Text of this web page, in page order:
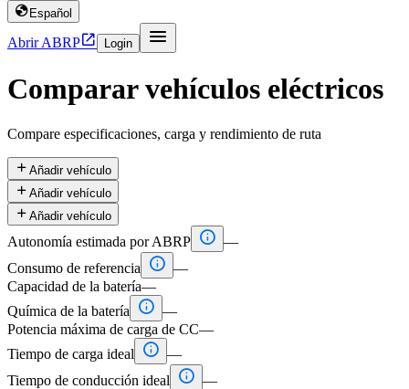
 Español
Abrir ABRP Login 
Comparar vehículos eléctricos
Compare especificaciones, carga y rendimiento de ruta
 Añadir vehículo
 Añadir vehículo
 Añadir vehículo
Autonomía estimada por ABRP  —
Consumo de referencia
 —
Capacidad de la batería—
Química de la batería
 —
Potencia máxima de carga de CC—
Tiempo de carga ideal
 —
Tiempo de conducción ideal
 —